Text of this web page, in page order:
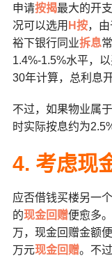
申请按揭最大的开
况可以选用 H按，
裕下银行同业拆息
1.4%-1.5%水平，
30年计算，总利息
不过，如果物业属
时实际按息约为
4. 考虑现
应否借钱买楼另一
的现金回赠便愈多
万，现金回赠金额
万元现金回赠。不